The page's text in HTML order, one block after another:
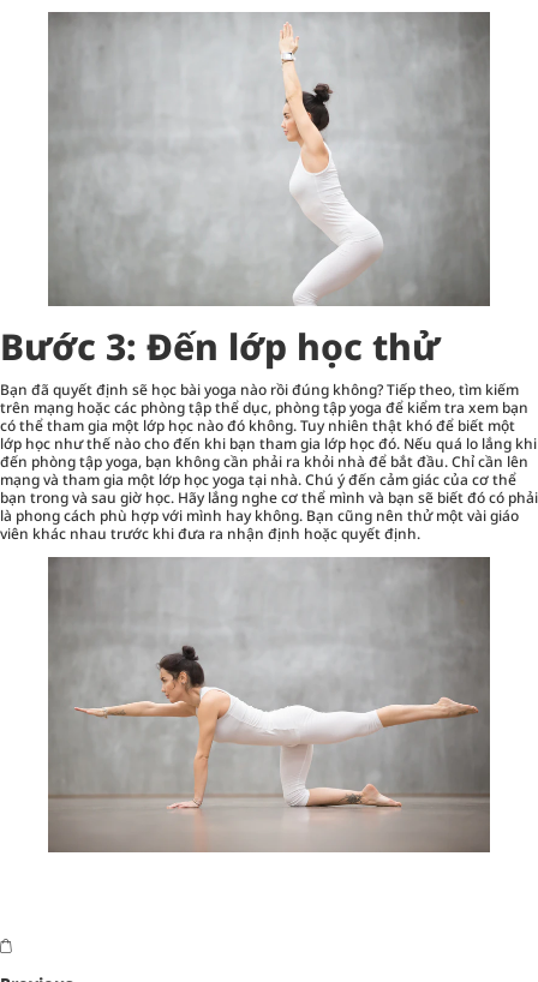
Bước 3: Đến lớp học thử
Bạn đã quyết định sẽ học bài yoga nào rồi đúng không? Tiếp theo, tìm kiếm
trên mạng hoặc các phòng tập thể dục, phòng tập yoga để kiểm tra xem bạn
có thể tham gia một lớp học nào đó không. Tuy nhiên thật khó để biết một
lớp học như thế nào cho đến khi bạn tham gia lớp học đó. Nếu quá lo lắng khi
đến phòng tập yoga, bạn không cần phải ra khỏi nhà để bắt đầu. Chỉ cần lên
mạng và tham gia một lớp học yoga tại nhà. Chú ý đến cảm giác của cơ thể
bạn trong và sau giờ học. Hãy lắng nghe cơ thể mình và bạn sẽ biết đó có phải
là phong cách phù hợp với mình hay không. Bạn cũng nên thử một vài giáo
viên khác nhau trước khi đưa ra nhận định hoặc quyết định.